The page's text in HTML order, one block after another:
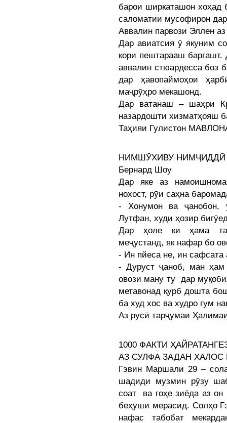
барои ширкаташон хоҳад
саломатии мусофирон
Аввалин парвози Эллен
Дар авиатсия ӯ якуним
кори пештарааш
аввалин стюардесса боз
дар ҳавопаймоҳои
маҷрӯҳро мекашонд.
Дар ватанаш – шаҳри
назардошти хизматҳояш
Таҳияи Гулистон
НИМШӮХИВУ НИМҶИДДӢ
Бернард Шоу
Дар яке аз
нохост, рӯи саҳна
- Хонумон ва ҷанобон,
Лутфан, худи ҳозир
Дар ҳоле ки ҳама
меҷустанд, як нафар бо
- Ин пйеса не, ин
- Дуруст ҷаноб, ман
овози ману ту дар
метавонад қурб дошта
ба худ хос ва худро гум
Аз русӣ тарҷумаи
1000 ФАКТИ
АЗ СУЛФА ЗАДАН
Гэвин Маршали 29 –
шадиди музмин рӯзу
соат ва гоҳе зиёда аз
беҳушӣ мерасид. Солҳо
нафас табобат